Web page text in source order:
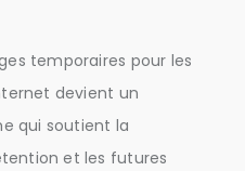
temporaires pour les
devient un
qui soutient la
et les futures